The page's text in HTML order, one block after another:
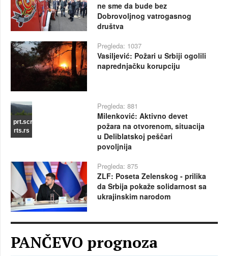
ne sme da bude bez
Dobrovoljnog vatrogasnog
društva
Pregleda: 1037
Vasiljević: Požari u Srbiji ogolili
naprednjačku korupciju
prt.scr
rts.rs
Pregleda: 881
Milenković: Aktivno devet
požara na otvorenom, situacija
u Deliblatskoj peščari
povoljnija
Pregleda: 875
ZLF: Poseta Zelenskog - prilika
da Srbija pokaže solidarnost sa
ukrajinskim narodom
PANČEVO prognoza